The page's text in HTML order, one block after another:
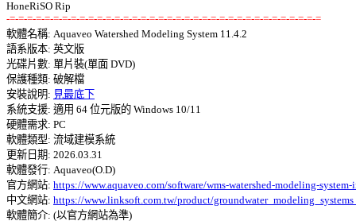
-=-=-=-=-=-=-=-=-=-=-=-=-=-=-=-=-=-=-=-=-=-=-=-=-=-=-=-=-=-=-=-=-=-=-=-=
軟體名稱: Aquaveo Watershed Modeling System 11.4.2
語系版本: 英文版
光碟片數: 單片裝(單面 DVD)
保護種類: 破解檔
安裝說明: 見最底下
系統支援: 適用 64 位元版的 Windows 10/11
硬體需求: PC
軟體類型: 流域建模系統
更新日期: 2026.03.31
軟體發行: Aquaveo(O.D)
官方網站: https://www.aquaveo.com/software/wms-watershed-modeling-
中文網站: https://www.linksoft.com.tw/product/